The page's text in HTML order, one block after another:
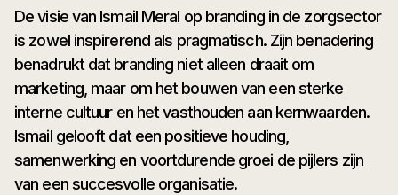
De visie van Ismail Meral op branding in de zorgsector
is zowel inspirerend als pragmatisch. Zijn benadering
benadrukt dat branding niet alleen draait om
marketing, maar om het bouwen van een sterke
interne cultuur en het vasthouden aan kernwaarden.
Ismail gelooft dat een positieve houding,
samenwerking en voortdurende groei de pijlers zijn
van een succesvolle organisatie.